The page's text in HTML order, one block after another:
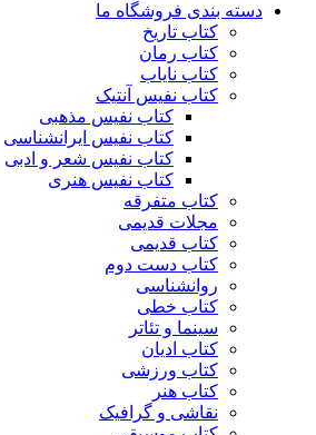
دسته بندی فروشگاه ما
کتاب تاریخ
کتاب رمان
کتاب نایاب
کتاب نفیس آنتیک
کتاب نفیس مذهبی
کتاب نفیس ایرانشناسی
کتاب نفیس شعر و ادبی
کتاب نفیس هنری
کتاب متفرقه
مجلات قدیمی
کتاب قدیمی
کتاب دست دوم
روانشناسی
کتاب خطی
سینما و تئاتر
کتاب ادیان
کتاب ورزشی
کتاب هنر
نقاشی و گرافیک